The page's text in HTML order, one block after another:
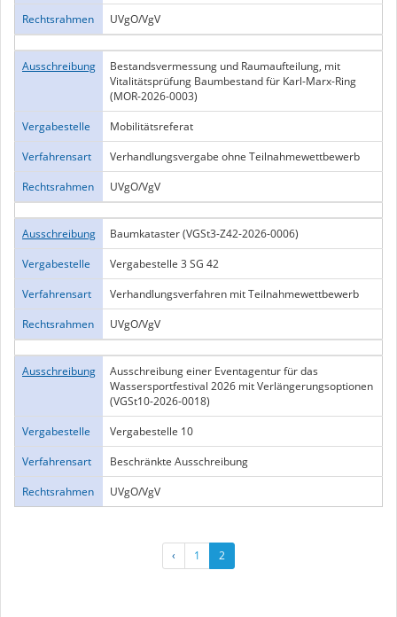
Rechtsrahmen
UVgO/VgV
Ausschreibung
Bestandsvermessung und Raumaufteilung, mit
Vitalitätsprüfung Baumbestand für Karl-Marx-Ring
(MOR-2026-0003)
Vergabestelle
Mobilitätsreferat
Verfahrensart
Verhandlungsvergabe ohne Teilnahmewettbewerb
Rechtsrahmen
UVgO/VgV
Ausschreibung
Baumkataster (VGSt3-Z42-2026-0006)
Vergabestelle
Vergabestelle 3 SG 42
Verfahrensart
Verhandlungsverfahren mit Teilnahmewettbewerb
Rechtsrahmen
UVgO/VgV
Ausschreibung
Ausschreibung einer Eventagentur für das
Wassersportfestival 2026 mit Verlängerungsoptionen
(VGSt10-2026-0018)
Vergabestelle
Vergabestelle 10
Verfahrensart
Beschränkte Ausschreibung
Rechtsrahmen
UVgO/VgV
‹ 1 2